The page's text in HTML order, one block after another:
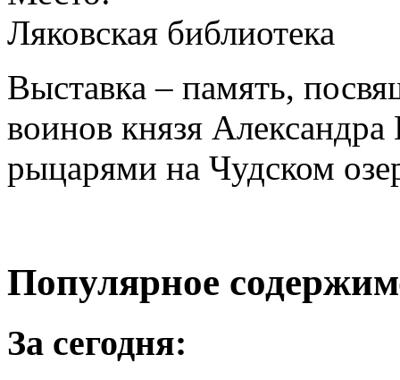
Ляковская библиотека
Выставка – память,
воинов князя
рыцарями на Чудском
Популярное
За сегодня: